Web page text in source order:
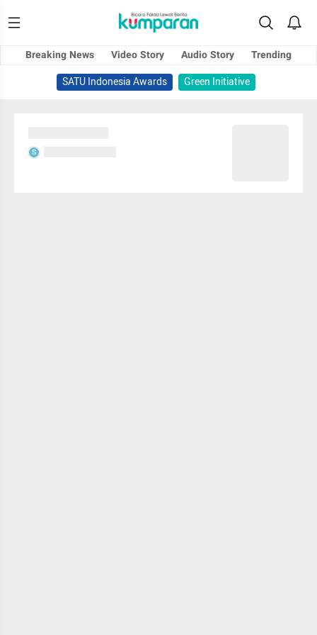
Breaking News Video Story Audio Story
Trending
SATU Indonesia Awards
Green Initiative
S